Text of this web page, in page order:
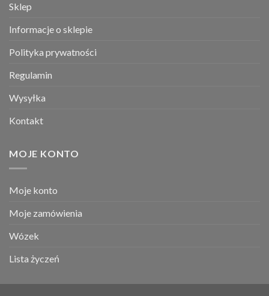
Sklep
Informacje o sklepie
Polityka prywatności
Regulamin
Wysyłka
Kontakt
MOJE KONTO
Moje konto
Moje zamówienia
Wózek
Lista życzeń